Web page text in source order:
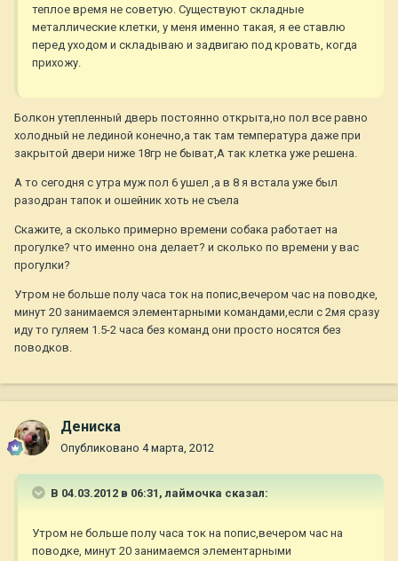
теплое время не советую. Существуют складные
металлические клетки, у меня именно такая, я ее ставлю
перед уходом и складываю и задвигаю под кровать, когда
прихожу.
Болкон утепленный дверь постоянно открыта,но пол все равно
холодный не лединой конечно,а так там температура даже при
закрытой двери ниже 18гр не быват,А так клетка уже решена.
А то сегодня с утра муж пол 6 ушел ,а в 8 я встала уже был
разодран тапок и ошейник хоть не съела
Скажите, а сколько примерно времени собака работает на
прогулке? что именно она делает? и сколько по времени у вас
прогулки?
Утром не больше полу часа ток на попис,вечером час на поводке,
минут 20 занимаемся элементарными командами,если с 2мя сразу
иду то гуляем 1.5-2 часа без команд они просто носятся без
поводков.
Дениска
Опубликовано 4 марта, 2012
В 04.03.2012 в 06:31, лаймочка сказал:
Утром не больше полу часа ток на попис,вечером час на
поводке, минут 20 занимаемся элементарными